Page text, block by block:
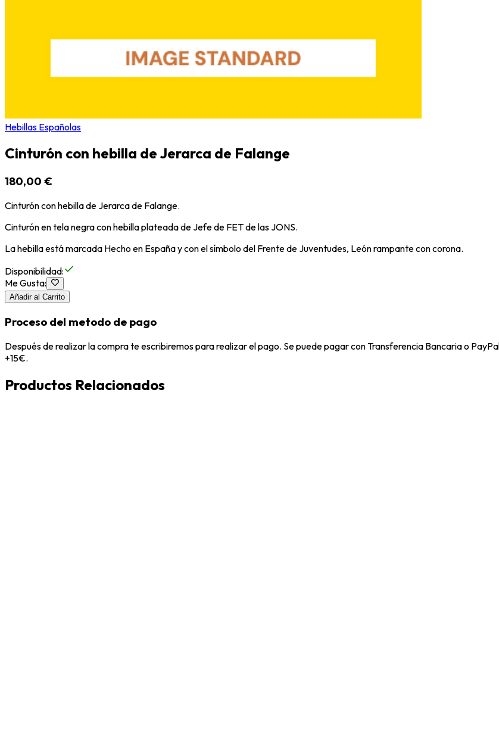
Hebillas Españolas
Cinturón con hebilla de Jerarca de Falange
180,00 €
Cinturón con hebilla de Jerarca de Falange.
Cinturón en tela negra con hebilla plateada de Jefe de FET de las JONS.
La hebilla está marcada Hecho en España y con el símbolo del Frente de Juventudes, León rampante con corona.
Disponibilidad:
Me Gusta:
Añadir al Carrito
Proceso del metodo de pago
Después de realizar la compra te escribiremos para realizar el pago. Se puede pagar con Transferencia Bancaria o
+15€.
Productos Relacionados